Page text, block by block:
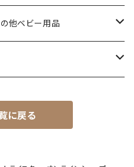
の他ベビー用品
ベビーカーのセット商品）
に戻る